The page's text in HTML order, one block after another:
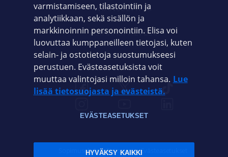
VIANSELVITYS
ASIAKASPALVELU
ELISA.FI
Sopimusehdot Tietosuoja Evästeasetukset
varmistamiseen, tilastointiin ja
analytiikkaan, sekä sisällön ja
markkinoinnin personointiin. Elisa voi
luovuttaa kumppaneilleen tietojasi, kuten
selain- ja ostotietoja suostumukseesi
perustuen. Evästeasetuksista voit
muuttaa valintojasi milloin tahansa. Lue
lisää tietosuojasta ja evästeistä.
EVÄSTEASETUKSET
HYVÄKSY KAIKKI